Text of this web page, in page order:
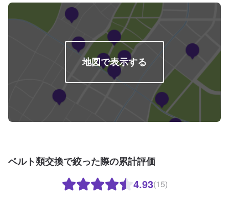
地図で表示する
ベルト類交換で絞った際の累計評価
4.93(15)